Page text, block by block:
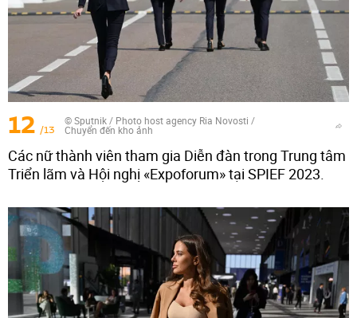
12 /13
© Sputnik / Photo host agency Ria Novosti /
Chuyển đến kho ảnh
Các nữ thành viên tham gia Diễn đàn trong Trung tâm
Triển lãm và Hội nghị «Expoforum» tại SPIEF 2023.